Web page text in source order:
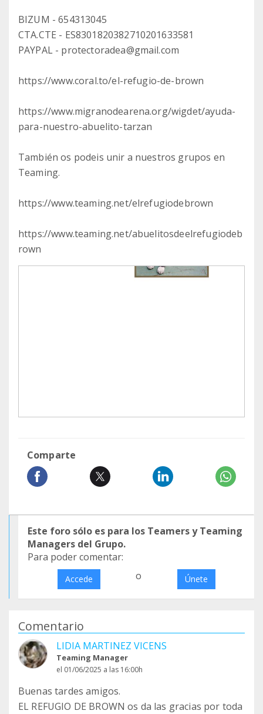
BIZUM - 654313045
CTA.CTE - ES8301820382710201633581
PAYPAL - protectoradea@gmail.com
https://www.coral.to/el-refugio-de-brown
https://www.migranodearena.org/wigdet/ayuda-
para-nuestro-abuelito-tarzan
También os podeis unir a nuestros grupos en
Teaming.
https://www.teaming.net/elrefugiodebrown
https://www.teaming.net/abuelitosdeelrefugiodeb
rown
Comparte
Este foro sólo es para los Teamers y Teaming
Managers del Grupo.
Para poder comentar:
Accede o Únete
Comentario
LIDIA MARTINEZ VICENS
Teaming Manager
el 01/06/2025 a las 16:00h
Buenas tardes amigos.
EL REFUGIO DE BROWN os da las gracias por toda